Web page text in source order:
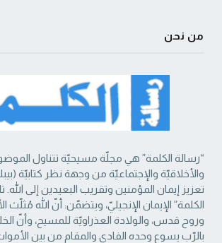
من نحن
“رسالة الكلمة” هي مجلّة مسيحيّة تتناول
والأخلاقيّة والإجتماعيّة من ‏وجهة نظر كتابيّة
تعزيز إيمان المؤمنين وتقريب البعيدين إلى الله.
‏الكلمة” الإيمان الإنجيليّ، ويتضمّن: أنّ الله مُثلّث
وروح قدس، والولادة العذراويّة ‏للمسيح، وأنّ
بالرّب يسوع وحده الفادي والمقام من بين